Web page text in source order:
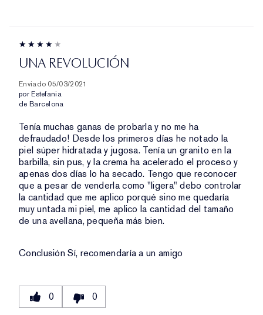
UNA REVOLUCIÓN
Enviado 05/03/2021
por Estefania
de Barcelona
Tenía muchas ganas de probarla y no me ha
defraudado! Desde los primeros días he notado la
piel súper hidratada y jugosa. Tenía un granito en la
barbilla, sin pus, y la crema ha acelerado el proceso y
apenas dos días lo ha secado. Tengo que reconocer
que a pesar de venderla como "ligera" debo controlar
la cantidad que me aplico porqué sino me quedaría
muy untada mi piel, me aplico la cantidad del tamaño
de una avellana, pequeña más bien.
ConclusiónSí, recomendaría a un amigo
0 0